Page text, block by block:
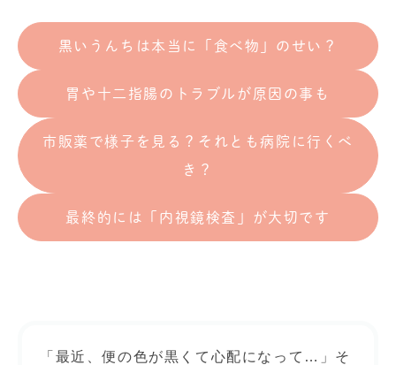
黒いうんちは本当に「食べ物」のせい？
胃や十二指腸のトラブルが原因の事も
市販薬で様子を見る？それとも病院に行くべ
き？
最終的には「内視鏡検査」が大切です
「最近、便の色が黒くて心配になって…」そ